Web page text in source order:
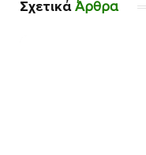
ΣχετικάΆρθρα